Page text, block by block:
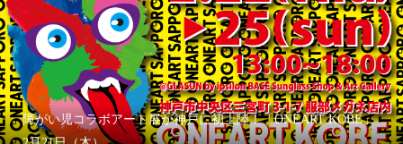
障がい児コラボアート展が神戸に初上陸！「ONEART KOBE」